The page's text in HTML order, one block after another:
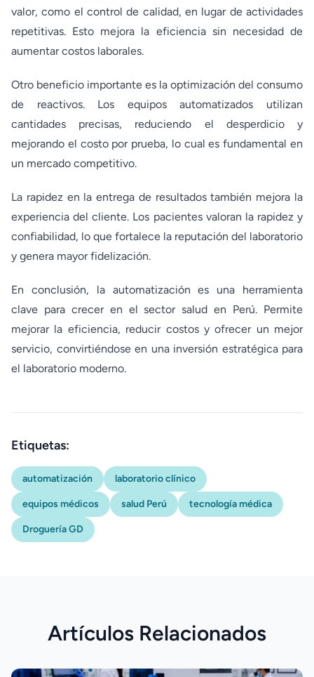
valor, como el control de calidad, en lugar de actividades
repetitivas. Esto mejora la eficiencia sin necesidad de
aumentar costos laborales.
Otro beneficio importante es la optimización del consumo
de reactivos. Los equipos automatizados utilizan
cantidades precisas, reduciendo el desperdicio y
mejorando el costo por prueba, lo cual es fundamental en
un mercado competitivo.
La rapidez en la entrega de resultados también mejora la
experiencia del cliente. Los pacientes valoran la rapidez y
confiabilidad, lo que fortalece la reputación del laboratorio
y genera mayor fidelización.
En conclusión, la automatización es una herramienta
clave para crecer en el sector salud en Perú. Permite
mejorar la eficiencia, reducir costos y ofrecer un mejor
servicio, convirtiéndose en una inversión estratégica para
el laboratorio moderno.
Etiquetas:
automatización laboratorio clínico
equipos médicos salud Perú tecnología médica
Droguería GD
Artículos Relacionados